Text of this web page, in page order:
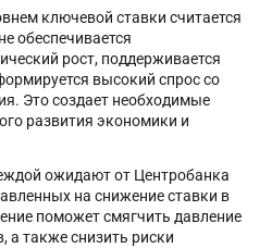
ключевой ставки считается
обеспечивается
рост, поддерживается
высокий спрос со
Это создает необходимые
развития экономики и
ожидают от Центробанка
на снижение ставки в
поможет смягчить давление
а также снизить риски